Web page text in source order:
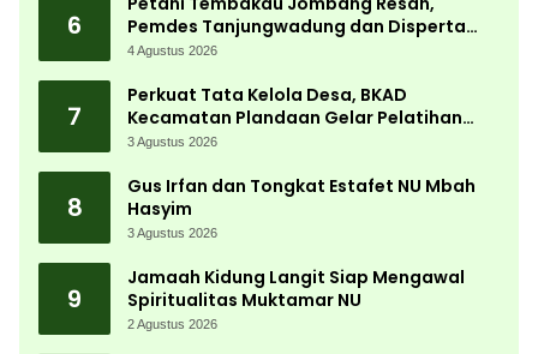
6
Pemdes Tanjungwadung dan Disperta
Bergerak Cepat
4 Agustus 2026
7
Perkuat Tata Kelola Desa, BKAD
Kecamatan Plandaan Gelar Pelatihan
Aparatur Pemdes
3 Agustus 2026
8
Gus Irfan dan Tongkat Estafet NU Mbah
Hasyim
3 Agustus 2026
9
Jamaah Kidung Langit Siap Mengawal
Spiritualitas Muktamar NU
2 Agustus 2026